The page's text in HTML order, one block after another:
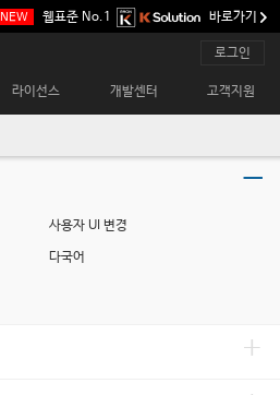
라이선스 개발센터 고객지원
로그인
NEW 웹표준 No.1 바로가기
사용자 UI 변경
다국어